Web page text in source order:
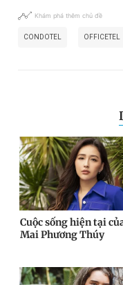
Khám phá thêm chủ đề
CONDOTEL OFFICETEL